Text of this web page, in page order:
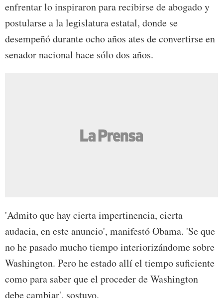
enfrentar lo inspiraron para recibirse de abogado y
postularse a la legislatura estatal, donde se
desempeñó durante ocho años ates de convertirse en
senador nacional hace sólo dos años.
'Admito que hay cierta impertinencia, cierta
audacia, en este anuncio', manifestó Obama. 'Se que
no he pasado mucho tiempo interiorizándome sobre
Washington. Pero he estado allí el tiempo suficiente
como para saber que el proceder de Washington
debe cambiar', sostuvo.